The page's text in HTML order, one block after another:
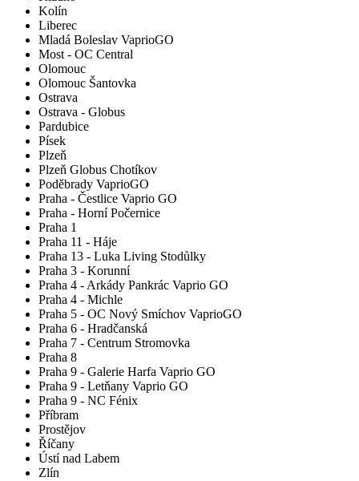
Kolín
Liberec
Mladá Boleslav VaprioGO
Most - OC Central
Olomouc
Olomouc Šantovka
Ostrava
Ostrava - Globus
Pardubice
Písek
Plzeň
Plzeň Globus Chotíkov
Poděbrady VaprioGO
Praha - Čestlice Vaprio GO
Praha - Horní Počernice
Praha 1
Praha 11 - Háje
Praha 13 - Luka Living Stodůlky
Praha 3 - Korunní
Praha 4 - Arkády Pankrác Vaprio GO
Praha 4 - Michle
Praha 5 - OC Nový Smíchov VaprioGO
Praha 6 - Hradčanská
Praha 7 - Centrum Stromovka
Praha 8
Praha 9 - Galerie Harfa Vaprio GO
Praha 9 - Letňany Vaprio GO
Praha 9 - NC Fénix
Příbram
Prostějov
Říčany
Ústí nad Labem
Zlín